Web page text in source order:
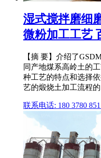
湿式搅拌磨细
微粉加工工艺
【摘 要】介绍了
同产地煤系高岭土的
种工艺的特点和选择
艺的煅烧土加工流程的
联系电话: 180 3780